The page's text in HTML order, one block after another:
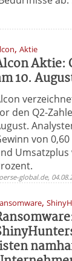
,Aktie
Aktie:
10.
den Q2-
von 0,60
Umsatzplus
global.de,
,